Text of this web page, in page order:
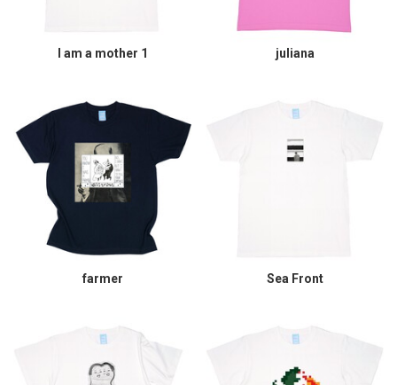
I am a mother 1 juliana
farmer Sea Front